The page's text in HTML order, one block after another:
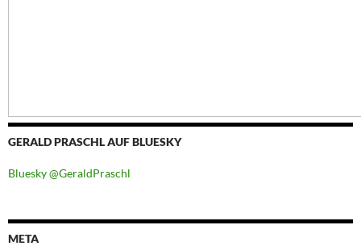
GERALD PRASCHL AUF BLUESKY
Bluesky @GeraldPraschl
META